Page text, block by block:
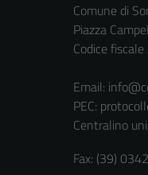
Comune di
Piazza
Codice
Email:
PEC:
Centralino
Fax: (39)